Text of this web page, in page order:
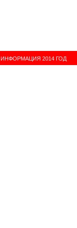
ИНФОРМАЦИЯ 2014 ГОД